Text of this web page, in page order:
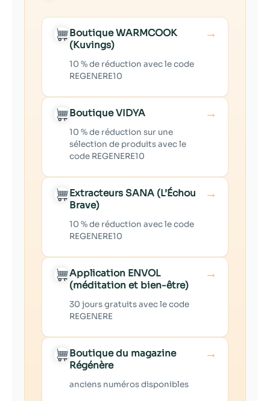
Boutique WARMCOOK
(Kuvings)
10 % de réduction avec le code
REGENERE10
→
Boutique VIDYA
10 % de réduction sur une
sélection de produits avec le
code REGENERE10
→
Extracteurs SANA (L’Échou
Brave)
10 % de réduction avec le code
REGENERE10
→
Application ENVOL
(méditation et bien-être)
30 jours gratuits avec le code
REGENERE
→
Boutique du magazine
Régénère
anciens numéros disponibles
→